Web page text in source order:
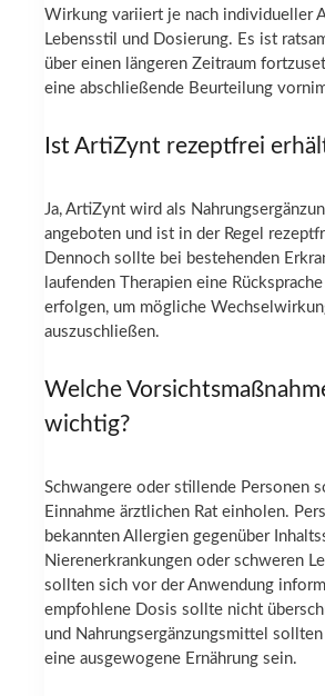
Wirkung variiert je nach individueller
Lebensstil und Dosierung. Es ist
über einen längeren Zeitraum
eine abschließende Beurteilung
Ist ArtiZynt rezeptfrei
Ja, ArtiZynt wird als
angeboten und ist in der Regel
Dennoch sollte bei bestehenden
laufenden Therapien eine
erfolgen, um mögliche
auszuschließen.
Welche
wichtig?
Schwangere oder stillende Personen
Einnahme ärztlichen Rat einholen.
bekannten Allergien gegenüber
Nierenerkrankungen oder schweren
sollten sich vor der Anwendung
empfohlene Dosis sollte nicht
und Nahrungsergänzungsmittel
eine ausgewogene Ernährung sein.